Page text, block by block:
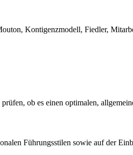
Kontigenzmodell, Fiedler,
ob es einen optimalen,
Führungsstilen sowie auf der